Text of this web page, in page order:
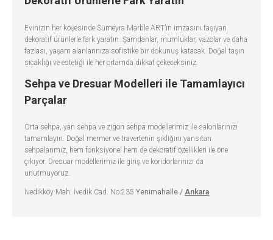
Evinizin her köşesinde Sümeyra Marble ART’ın imzasını taşıyan
dekoratif ürünlerle fark yaratın. Şamdanlar, mumluklar, vazolar ve daha
fazlası, yaşam alanlarınıza sofistike bir dokunuş katacak. Doğal taşın
sıcaklığı ve estetiği ile her ortamda dikkat çekeceksiniz.
Sehpa ve Dresuar Modelleri ile Tamamlayıcı
Parçalar
Orta sehpa, yan sehpa ve zigon sehpa modellerimiz ile salonlarınızı
tamamlayın. Doğal mermer ve travertenin şıklığını yansıtan
sehpalarımız, hem fonksiyonel hem de dekoratif özellikleri ile öne
çıkıyor. Dresuar modellerimiz ile giriş ve koridorlarınızı da
unutmuyoruz.
İvedikköy Mah. İvedik Cad. No:235 Yenimahalle / Ankara